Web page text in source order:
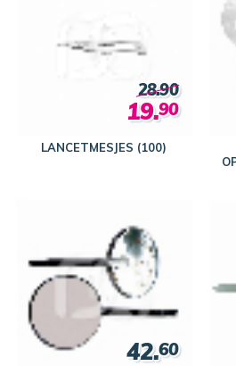
LANCETMESJES (100)
28.90
19.90
42.60